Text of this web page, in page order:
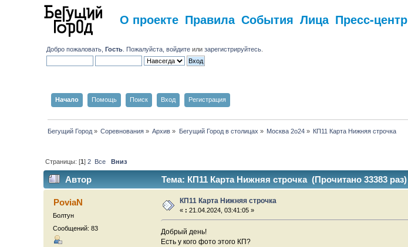
О проекте Правила События Лица Пресс-центр
Добро пожаловать,Гость . Пожалуйста,войдите илизарегистрируйтесь
Начало Помощь Поиск Вход Регистрация
Бегущий Город» Соревнования» Архив » Бегущий Город в столицах » Москва 2о24» КП11 Карта Нижняя строчка
Страницы: [1] 2 Все Вниз
Автор Тема: КП11 Карта Нижняя строчка (Прочитано 33383 раз)
PoviaN
Болтун
Сообщений: 83
КП11 Карта Нижняя строчка
« : 21.04.2024, 03:41:05 »
Добрый день!
Есть у кого фото этого КП?